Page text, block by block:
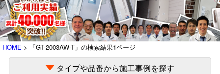
HOME > 「GT-2003AW-T」の検索結果1ページ
タイプや品番から施工事例を探す